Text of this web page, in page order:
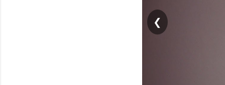
❮